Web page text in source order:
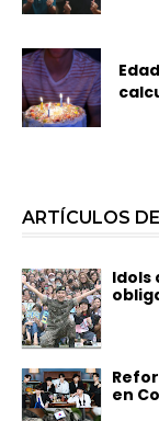
ARTÍCULOS
Idols
en